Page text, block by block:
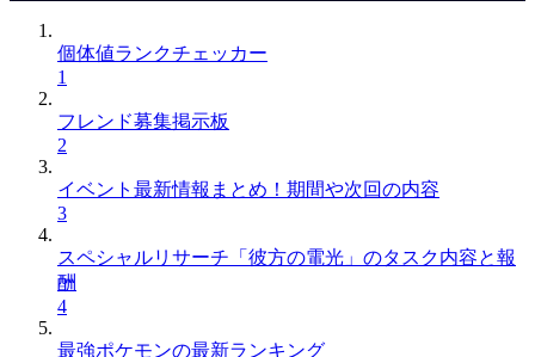
個体値ランクチェッカー
1
フレンド募集掲示板
2
イベント最新情報まとめ！期間や次回の内容
3
スペシャルリサーチ「彼方の電光」のタスク内容と報
酬
4
最強ポケモンの最新ランキング